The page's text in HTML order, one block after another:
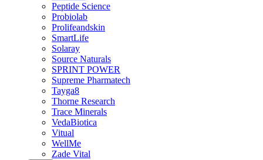
Peptide Science
Probiolab
Prolifeandskin
SmartLife
Solaray
Source Naturals
SPRINT POWER
Supreme Pharmatech
Tayga8
Thorne Research
Trace Minerals
VedaBiotica
Vitual
WellMe
Zade Vital